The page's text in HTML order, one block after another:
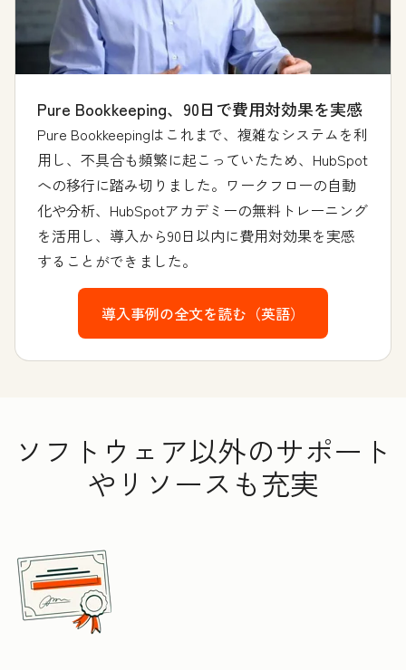
Pure Bookkeeping、90日で費用対効果を実感
Pure Bookkeepingはこれまで、複雑なシステムを利
用し、不具合も頻繁に起こっていたため、HubSpot
への移行に踏み切りました。ワークフローの自動
化や分析、HubSpotアカデミーの無料トレーニング
を活用し、導入から90日以内に費用対効果を実感
することができました。
導入事例の全文を読む（英語）
ソフトウェア以外のサポート
やリソースも充実